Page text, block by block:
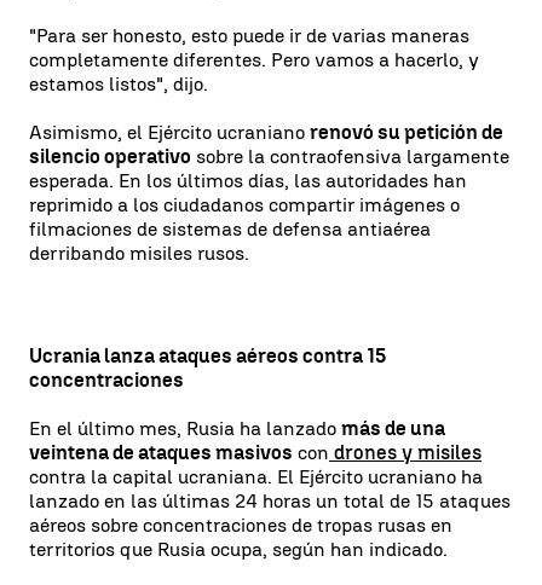
"Para ser honesto, esto puede ir de varias maneras
completamente diferentes. Pero vamos a hacerlo, y
estamos listos", dijo.
Asimismo, el Ejército ucraniano renovó su petición de
silencio operativo sobre la contraofensiva largamente
esperada. En los últimos días, las autoridades han
reprimido a los ciudadanos compartir imágenes o
filmaciones de sistemas de defensa antiaérea
derribando misiles rusos.
Ucrania lanza ataques aéreos contra 15
concentraciones
En el último mes, Rusia ha lanzado más de una
veintena de ataques masivos con drones y misiles
contra la capital ucraniana. El Ejército ucraniano ha
lanzado en las últimas 24 horas un total de 15 ataques
aéreos sobre concentraciones de tropas rusas en
territorios que Rusia ocupa, según han indicado.